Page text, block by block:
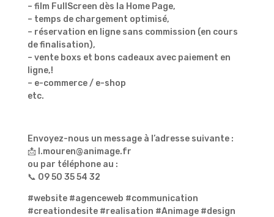
– film FullScreen dès la Home Page,
– temps de chargement optimisé,
– réservation en ligne sans commission (en cours
de finalisation),
– vente boxs et bons cadeaux avec paiement en
ligne,!
– e-commerce / e-shop
etc.
Envoyez-nous un message à l’adresse suivante :
📩 l.mouren@animage.fr
ou par téléphone au :
📞 09 50 35 54 32
#website #agenceweb #communication
#creationdesite #realisation #Animage #design